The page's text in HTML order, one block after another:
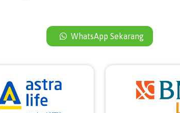
WhatsApp Sekarang